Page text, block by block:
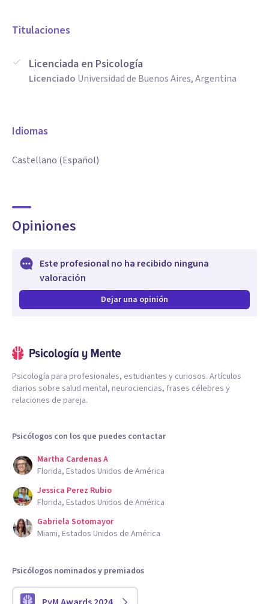
Titulaciones
Licenciada en Psicología
Licenciado Universidad de Buenos Aires, Argentina
Idiomas
Castellano (Español)
Opiniones
Este profesional no ha recibido ninguna
valoración
Dejar una opinión
Psicología para profesionales, estudiantes y curiosos. Artículos
diarios sobre salud mental, neurociencias, frases célebres y
relaciones de pareja.
Psicólogos con los que puedes contactar
Martha Cardenas A
Florida, Estados Unidos de América
Jessica Perez Rubio
Florida, Estados Unidos de América
Gabriela Sotomayor
Miami, Estados Unidos de América
Psicólogos nominados y premiados